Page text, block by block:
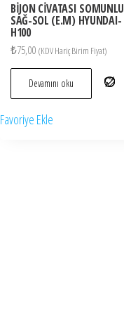
BİJON CİVATASI SOMUNLU
SAĞ-SOL (E.M) HYUNDAI-
H100
₺75,00 (KDV Hariç Birim Fiyat)
Devamını oku
Favoriye Ekle